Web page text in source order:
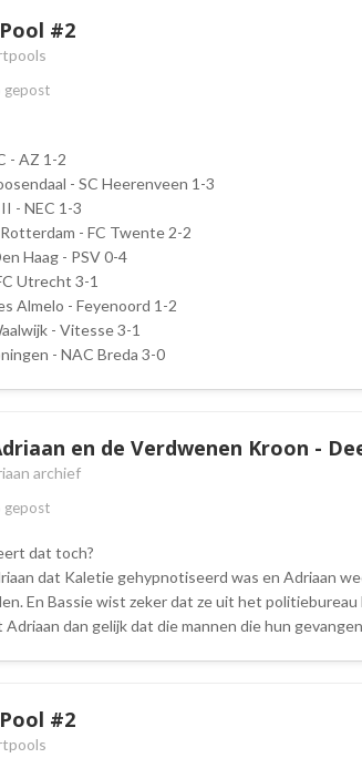
#2
gepost
- AZ 1-2
- SC Heerenveen 1-3
- NEC 1-3
- FC Twente 2-2
Haag - PSV 0-4
Utrecht 3-1
Almelo - Feyenoord 1-2
- Vitesse 3-1
- NAC Breda 3-0
en de Verdwenen Kroon -
archief
gepost
dat toch?
dat Kaletie gehypnotiseerd was en Adriaan
En Bassie wist zeker dat ze uit het politiebureau
Adriaan dan gelijk dat die mannen die hun
#2